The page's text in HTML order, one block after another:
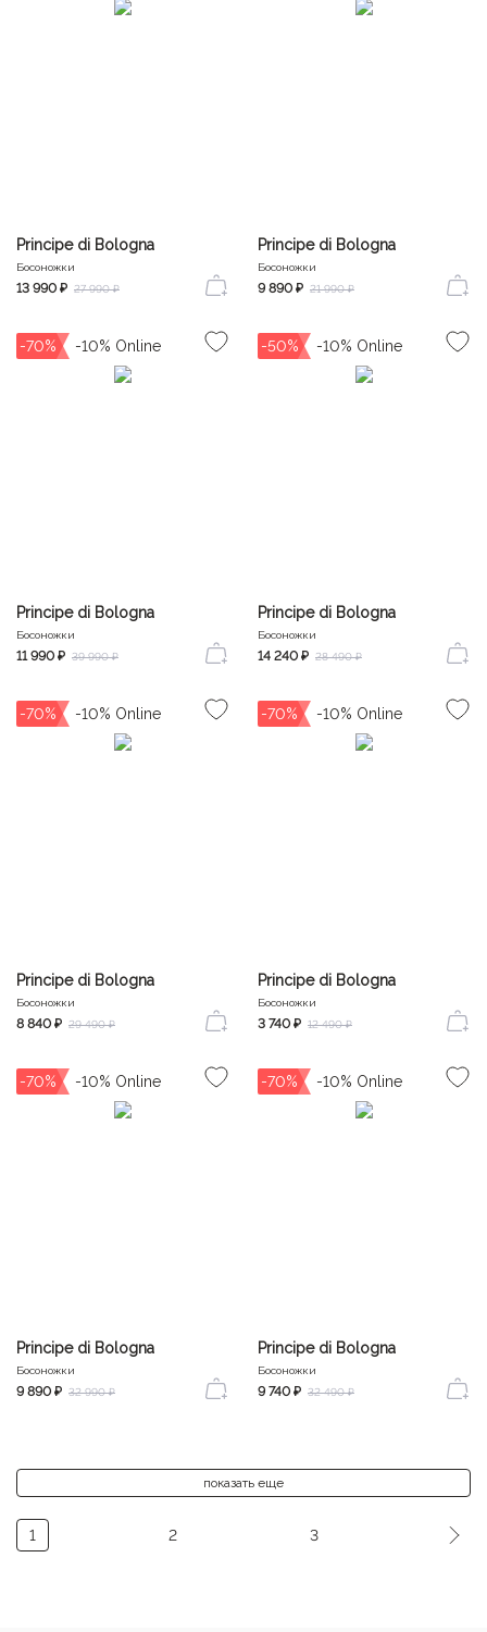
Principe di Bologna
Босоножки
13 990 ₽ 27 990 ₽
Principe di Bologna
Босоножки
9 890 ₽ 21 990 ₽
-70%
Principe di Bologna
Босоножки
11 990 ₽ 39 990 ₽
-50%
Principe di Bologna
Босоножки
14 240 ₽ 28 490 ₽
-70%
Principe di Bologna
Босоножки
8 840 ₽ 29 490 ₽
-70%
Principe di Bologna
Босоножки
3 740 ₽ 12 490 ₽
-70%
Principe di Bologna
Босоножки
9 890 ₽ 32 990 ₽
-70%
Principe di Bologna
Босоножки
9 740 ₽ 32 490 ₽
показать еще
1 2 3